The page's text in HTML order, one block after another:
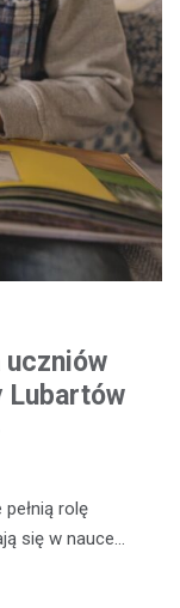
Lubartów
rolę
się w nauce…